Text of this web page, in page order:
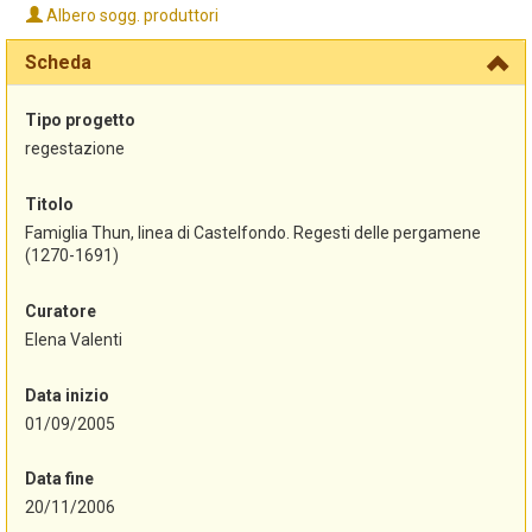
Albero sogg. produttori
Scheda
Tipo progetto
regestazione
Titolo
Famiglia Thun, linea di Castelfondo. Regesti delle pergamene
(1270-1691)
Curatore
Elena Valenti
Data inizio
01/09/2005
Data fine
20/11/2006